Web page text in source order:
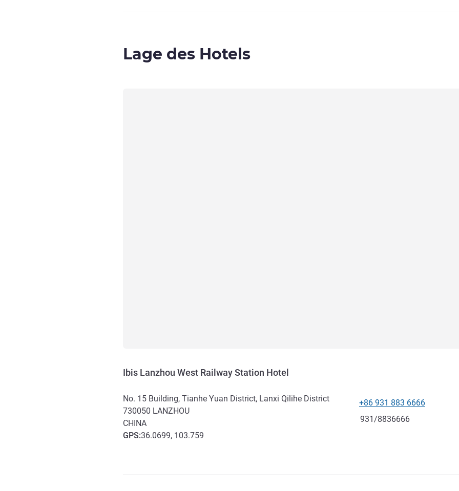
Lage des Hotels
Ibis Lanzhou West Railway Station Hotel
No. 15 Building, Tianhe Yuan District, Lanxi Qilihe District
730050 LANZHOU
CHINA
GPS:36.0699, 103.759
+86 931 883 6666
Fax
931/8836666